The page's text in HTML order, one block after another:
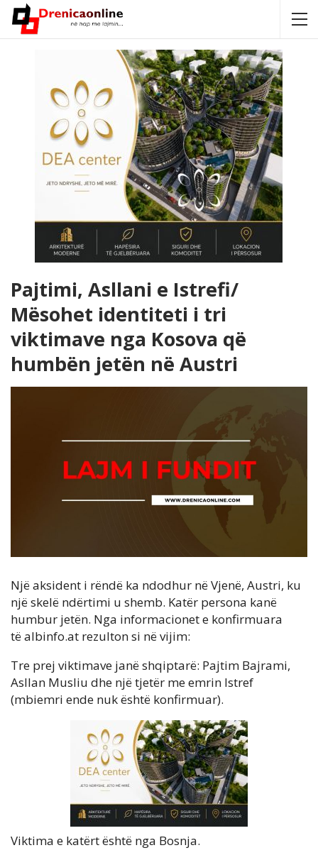
Pajtimi, Asllani e Istrefi/
Mësohet identiteti i tri
viktimave nga Kosova që
humbën jetën në Austri
Një aksident i rëndë ka ndodhur në Vjenë, Austri, ku
një skelë ndërtimi u shemb. Katër persona kanë
humbur jetën. Nga informacionet e konfirmuara
të albinfo.at rezulton si në vijim:
Tre prej viktimave janë shqiptarë: Pajtim Bajrami,
Asllan Musliu dhe një tjetër me emrin Istref
(mbiemri ende nuk është konfirmuar).
Viktima e katërt është nga Bosnja.